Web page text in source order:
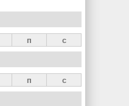
п с
п с